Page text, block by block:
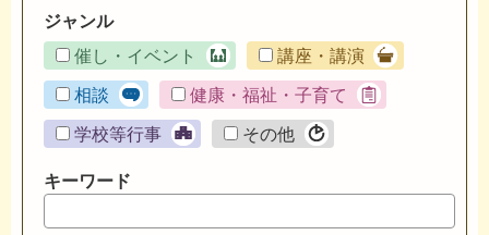
ジャンル
催し・イベント
講座・講演
相談 健康・福祉・子育て
学校等行事 その他
キーワード